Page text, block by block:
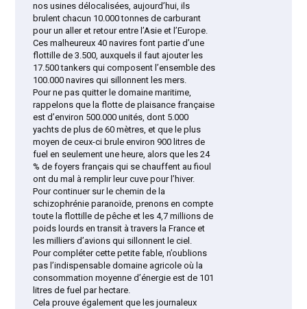
nos usines délocalisées, aujourd’hui, ils
brulent chacun 10.000 tonnes de carburant
pour un aller et retour entre l’Asie et l’Europe.
Ces malheureux 40 navires font partie d’une
flottille de 3.500, auxquels il faut ajouter les
17.500 tankers qui composent l’ensemble des
100.000 navires qui sillonnent les mers.
Pour ne pas quitter le domaine maritime,
rappelons que la flotte de plaisance française
est d’environ 500.000 unités, dont 5.000
yachts de plus de 60 mètres, et que le plus
moyen de ceux-ci brule environ 900 litres de
fuel en seulement une heure, alors que les 24
% de foyers français qui se chauffent au fioul
ont du mal à remplir leur cuve pour l’hiver.
Pour continuer sur le chemin de la
schizophrénie paranoïde, prenons en compte
toute la flottille de pêche et les 4,7 millions de
poids lourds en transit à travers la France et
les milliers d’avions qui sillonnent le ciel.
Pour compléter cette petite fable, n’oublions
pas l’indispensable domaine agricole où la
consommation moyenne d’énergie est de 101
litres de fuel par hectare.
Cela prouve également que les journaleux